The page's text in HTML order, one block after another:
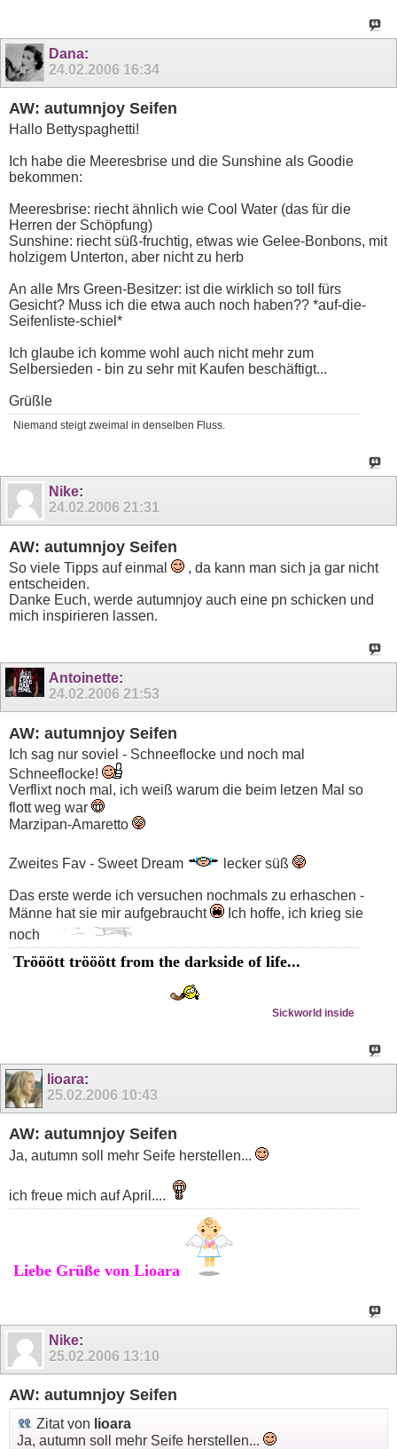
Dana:
24.02.2006 16:34
AW: autumnjoy Seifen
Hallo Bettyspaghetti!
Ich habe die Meeresbrise und die Sunshine als Goodie
bekommen:
Meeresbrise: riecht ähnlich wie Cool Water (das für die
Herren der Schöpfung)
Sunshine: riecht süß-fruchtig, etwas wie Gelee-Bonbons, mit
holzigem Unterton, aber nicht zu herb
An alle Mrs Green-Besitzer: ist die wirklich so toll fürs
Gesicht? Muss ich die etwa auch noch haben?? *auf-die-
Seifenliste-schiel*
Ich glaube ich komme wohl auch nicht mehr zum
Selbersieden - bin zu sehr mit Kaufen beschäftigt...
Grüßle
Niemand steigt zweimal in denselben Fluss.
Nike:
24.02.2006 21:31
AW: autumnjoy Seifen
So viele Tipps auf einmal
, da kann man sich ja gar nicht
entscheiden.
Danke Euch, werde autumnjoy auch eine pn schicken und
mich inspirieren lassen.
Antoinette:
24.02.2006 21:53
AW: autumnjoy Seifen
Ich sag nur soviel - Schneeflocke und noch mal
Schneeflocke!
Verflixt noch mal, ich weiß warum die beim letzen Mal so
flott weg war
Marzipan-Amaretto
Zweites Fav - Sweet Dream lecker süß
Das erste werde ich versuchen nochmals zu erhaschen -
Männe hat sie mir aufgebraucht
Ich hoffe, ich krieg sie
noch
Trööött trööött from the darkside of life...
Sickworld inside
lioara:
25.02.2006 10:43
AW: autumnjoy Seifen
Ja, autumn soll mehr Seife herstellen...
ich freue mich auf April....
Liebe Grüße von Lioara
Nike:
25.02.2006 13:10
AW: autumnjoy Seifen
Zitat von lioara
Ja, autumn soll mehr Seife herstellen...